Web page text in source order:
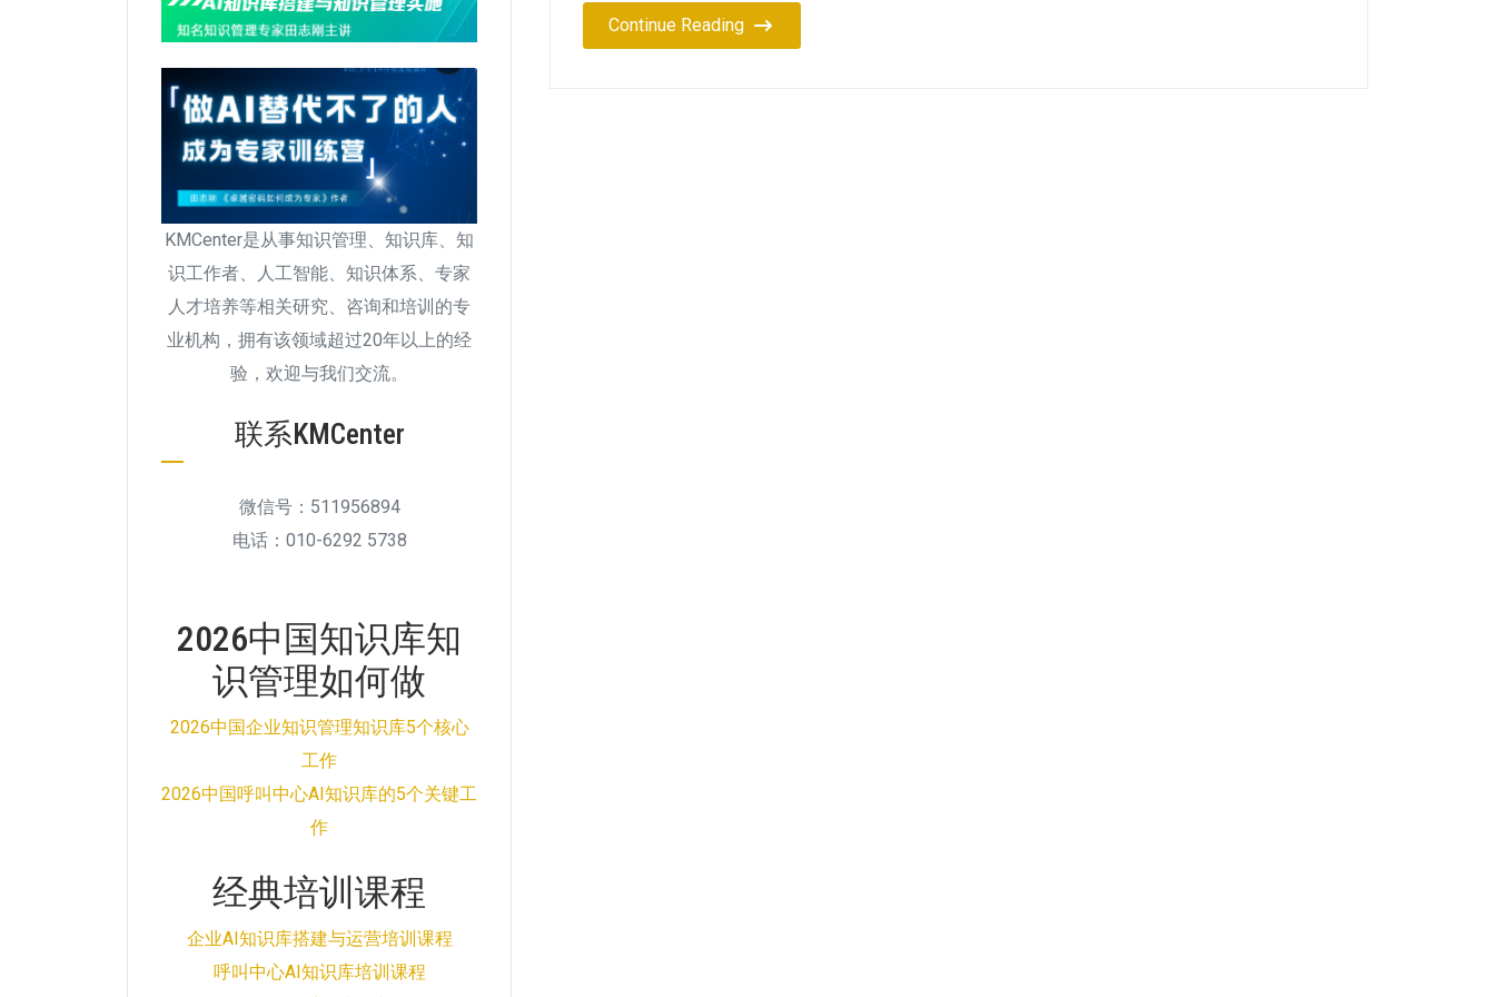
Continue Reading
KMCenter是从事知识管理、知识库、知
识工作者、人工智能、知识体系、专家
人才培养等相关研究、咨询和培训的专
业机构，拥有该领域超过20年以上的经
验，欢迎与我们交流。
联系KMCenter
微信号：511956894
电话：010-6292 5738
2026中国知识库知
识管理如何做
2026中国企业知识管理知识库5个核心
工作
2026中国呼叫中心AI知识库的5个关键工
作
经典培训课程
企业AI知识库搭建与运营培训课程
呼叫中心AI知识库培训课程